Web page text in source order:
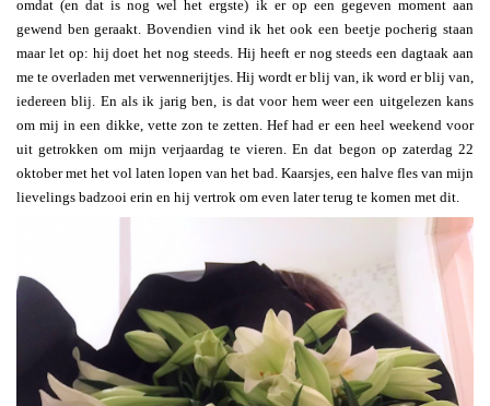
omdat (en dat is nog wel het ergste) ik er op een gegeven moment aan
gewend ben geraakt. Bovendien vind ik het ook een beetje pocherig staan
maar let op: hij doet het nog steeds. Hij heeft er nog steeds een dagtaak aan
me te overladen met verwennerijtjes. Hij wordt er blij van, ik word er blij van,
iedereen blij. En als ik jarig ben, is dat voor hem weer een uitgelezen kans
om mij in een dikke, vette zon te zetten. Hef had er een heel weekend voor
uit getrokken om mijn verjaardag te vieren. En dat begon op zaterdag 22
oktober met het vol laten lopen van het bad. Kaarsjes, een halve fles van mijn
lievelings badzooi erin en hij vertrok om even later terug te komen met dit.